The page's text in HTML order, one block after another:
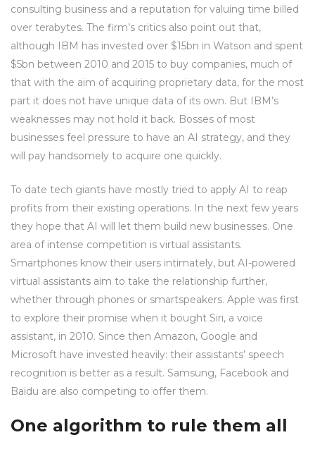
consulting business and a reputation for valuing time billed
over terabytes. The firm’s critics also point out that,
although IBM has invested over $15bn in Watson and spent
$5bn between 2010 and 2015 to buy companies, much of
that with the aim of acquiring proprietary data, for the most
part it does not have unique data of its own. But IBM’s
weaknesses may not hold it back. Bosses of most
businesses feel pressure to have an AI strategy, and they
will pay handsomely to acquire one quickly.
To date tech giants have mostly tried to apply AI to reap
profits from their existing operations. In the next few years
they hope that AI will let them build new businesses. One
area of intense competition is virtual assistants.
Smartphones know their users intimately, but AI-powered
virtual assistants aim to take the relationship further,
whether through phones or smartspeakers. Apple was first
to explore their promise when it bought Siri, a voice
assistant, in 2010. Since then Amazon, Google and
Microsoft have invested heavily: their assistants’ speech
recognition is better as a result. Samsung, Facebook and
Baidu are also competing to offer them.
One algorithm to rule them all